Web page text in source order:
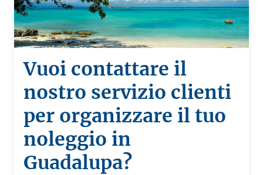
Vuoi contattare il
nostro servizio clienti
per organizzare il tuo
noleggio in
Guadalupa?